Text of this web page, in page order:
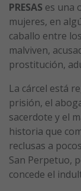
PRESAS es una
mujeres, en
caballo entre
malviven,
prostitución,
La cárcel está
prisión, el
sacerdote y el
historia que
reclusas a
San Perpetuo,
concede el